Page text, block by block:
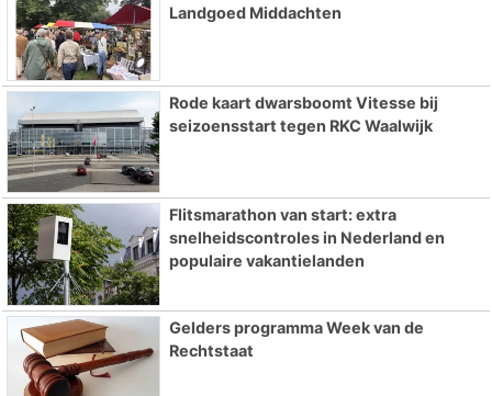
Landgoed Middachten
Rode kaart dwarsboomt Vitesse bij
seizoensstart tegen RKC Waalwijk
Flitsmarathon van start: extra
snelheidscontroles in Nederland en
populaire vakantielanden
Gelders programma Week van de
Rechtstaat